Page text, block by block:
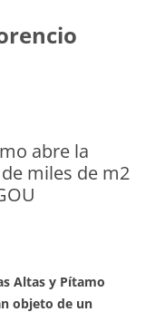
abre la
miles de m2
Altas y Pítamo
objeto de un